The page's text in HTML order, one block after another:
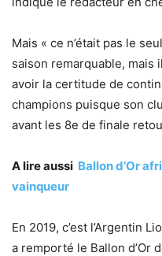
Mais « ce n’était pas le
saison remarquable, mais
avoir la certitude de
champions puisque son
avant les 8e de finale
A lire aussi Ballon d’Or
vainqueur
En 2019, c’est l’Argentin
a remporté le Ballon d’Or